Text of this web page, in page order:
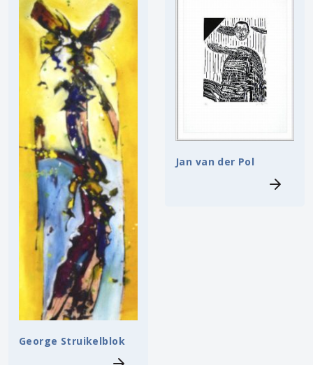
George Struikelblok
Jan van der Pol